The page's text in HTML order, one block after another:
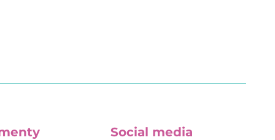
Social media